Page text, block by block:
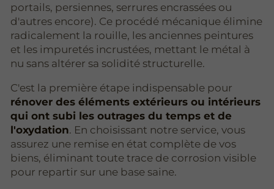
portails, persiennes, serrures encrassées ou
d'autres encore). Ce procédé mécanique élimine
radicalement la rouille, les anciennes peintures
et les impuretés incrustées, mettant le métal à
nu sans altérer sa solidité structurelle.
C'est la première étape indispensable pour
rénover des éléments extérieurs ou intérieurs
qui ont subi les outrages du temps et de
l'oxydation. En choisissant notre service, vous
assurez une remise en état complète de vos
biens, éliminant toute trace de corrosion visible
pour repartir sur une base saine.